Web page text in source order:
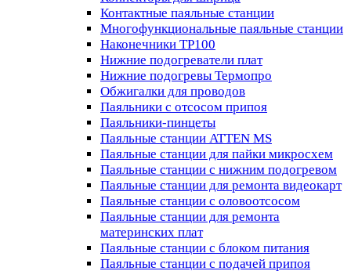
Контактные паяльные станции
Многофункциональные паяльные станции
Наконечники TP100
Нижние подогреватели плат
Нижние подогревы Термопро
Обжигалки для проводов
Паяльники с отсосом припоя
Паяльники-пинцеты
Паяльные станции ATTEN MS
Паяльные станции для пайки микросхем
Паяльные станции с нижним подогревом
Паяльные станции для ремонта видеокарт
Паяльные станции с оловоотсосом
Паяльные станции для ремонта
материнских плат
Паяльные станции с блоком питания
Паяльные станции с подачей припоя